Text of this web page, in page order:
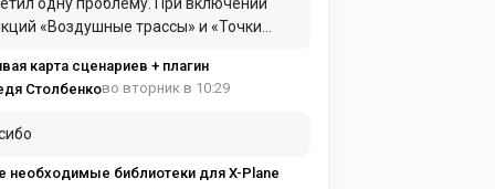
«Воздушные трассы» и «Точки
оперативную память. Из-за этого
начинает сильно зависать и работать
карта сценариев + плагин
Столбенково вторник в 10:29
необходимые библиотеки для X-Plane